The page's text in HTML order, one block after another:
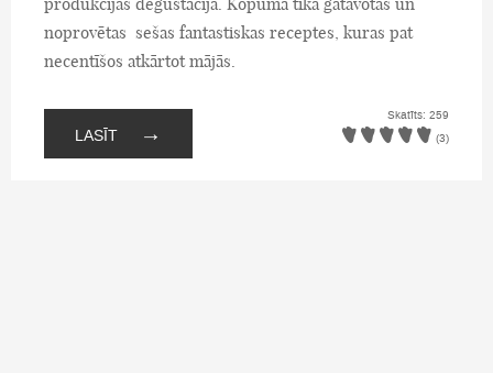
noprovētas sešas fantastiskas receptes, kuras pat
necentīšos atkārtot mājās.
LASĪT →
Skatīts: 259
(3)